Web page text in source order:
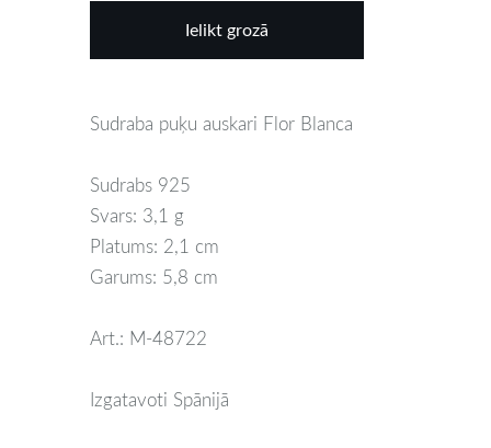
Ielikt grozā
Sudraba puķu auskari Flor Blanca
Sudrabs 925
Svars: 3,1 g
Platums: 2,1 cm
Garums: 5,8 cm
Art.: M-48722
Izgatavoti Spānijā